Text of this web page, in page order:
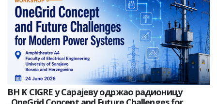
BH K CIGRE у Сарајеву одржао радионицу